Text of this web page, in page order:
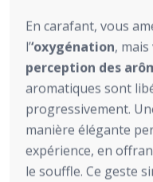
En carafant, vous
l’‘oxygénation,
perception des
aromatiques sont
progressivement.
manière élégante
expérience, en
le souffle. Ce geste